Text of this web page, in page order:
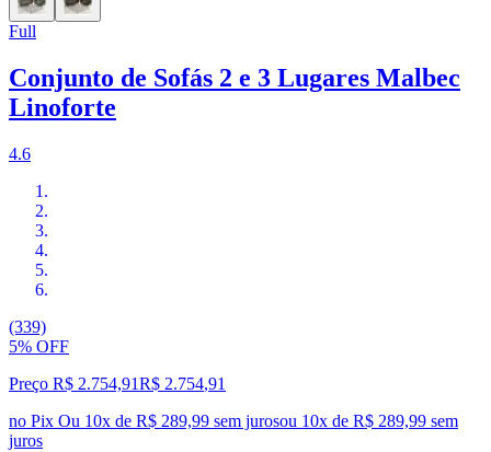
Full
Conjunto de Sofás 2 e 3 Lugares Malbec
Linoforte
4.6
(339)
5% OFF
Preço R$ 2.754,91R$ 2.754,91
no Pix Ou 10x de R$ 289,99 sem jurosou 10x de R$ 289,99 sem
juros